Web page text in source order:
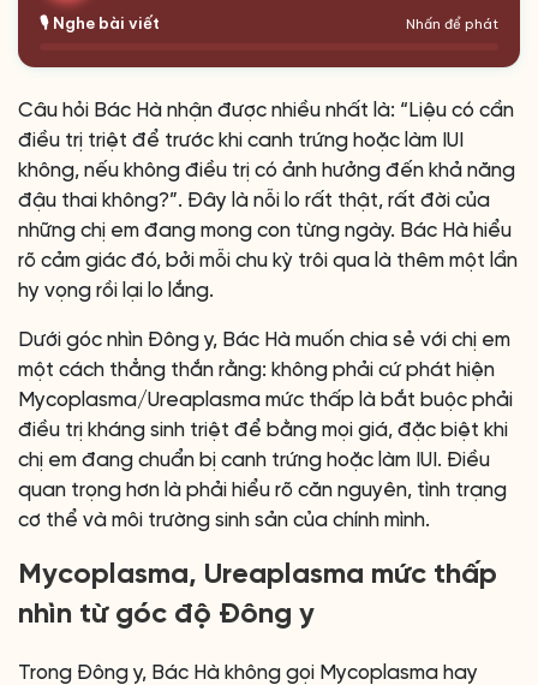
🎙️ Nghe bài viết Nhấn để phát
Câu hỏi Bác Hà nhận được nhiều nhất là: “Liệu có cần
điều trị triệt để trước khi canh trứng hoặc làm IUI
không, nếu không điều trị có ảnh hưởng đến khả năng
đậu thai không?”. Đây là nỗi lo rất thật, rất đời của
những chị em đang mong con từng ngày. Bác Hà hiểu
rõ cảm giác đó, bởi mỗi chu kỳ trôi qua là thêm một lần
hy vọng rồi lại lo lắng.
Dưới góc nhìn Đông y, Bác Hà muốn chia sẻ với chị em
một cách thẳng thắn rằng: không phải cứ phát hiện
Mycoplasma/Ureaplasma mức thấp là bắt buộc phải
điều trị kháng sinh triệt để bằng mọi giá, đặc biệt khi
chị em đang chuẩn bị canh trứng hoặc làm IUI. Điều
quan trọng hơn là phải hiểu rõ căn nguyên, tình trạng
cơ thể và môi trường sinh sản của chính mình.
Mycoplasma, Ureaplasma mức thấp
nhìn từ góc độ Đông y
Trong Đông y, Bác Hà không gọi Mycoplasma hay